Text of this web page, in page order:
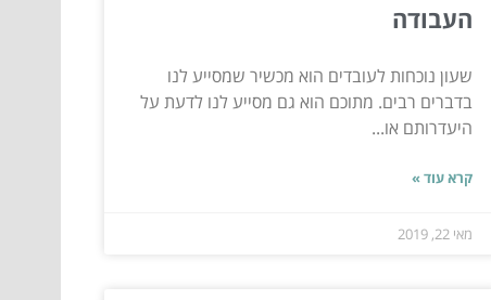
העבודה
שעון נוכחות לעובדים הוא מכשיר שמסייע לנו
בדברים רבים. מתוכם הוא גם מסייע לנו לדעת על
היעדרותם או...
קרא עוד »
מאי 22, 2019